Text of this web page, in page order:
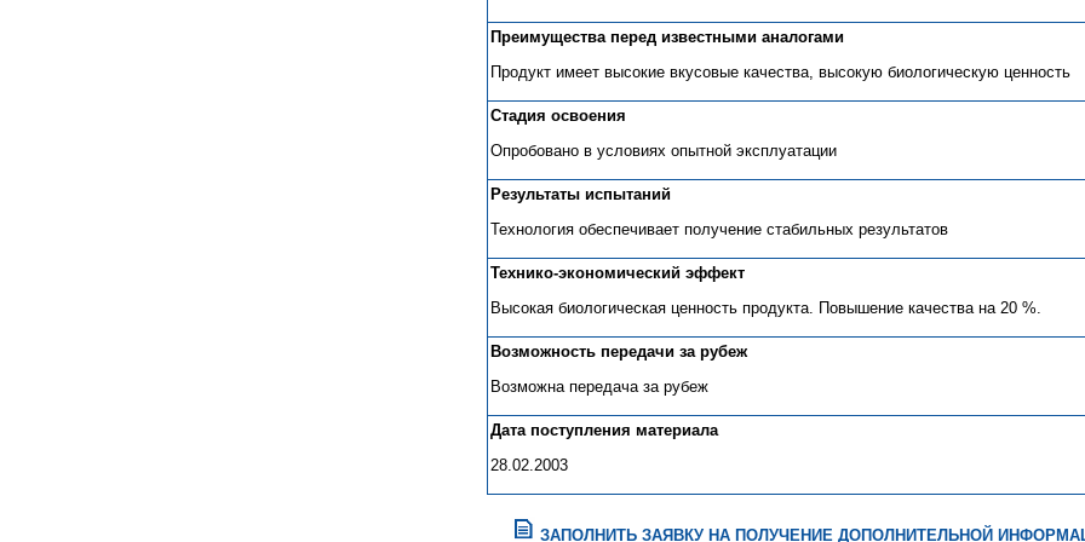
Преимущества перед известными аналогами
Продукт имеет высокие вкусовые качества, высокую биологическую ценность
Стадия освоения
Опробовано в условиях опытной эксплуатации
Результаты испытаний
Технология обеспечивает получение стабильных результатов
Технико-экономический эффект
Высокая биологическая ценность продукта. Повышение качества на 20 %.
Возможность передачи за рубеж
Возможна передача за рубеж
Дата поступления материала
28.02.2003
ЗАПОЛНИТЬ ЗАЯВКУ НА ПОЛУЧЕНИЕ ДОПОЛНИТЕЛЬНОЙ